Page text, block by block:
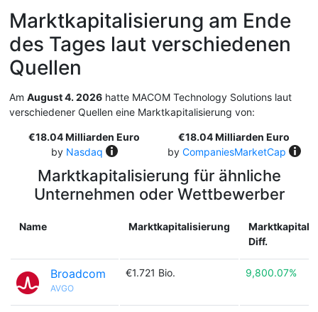
Marktkapitalisierung am Ende
des Tages laut verschiedenen
Quellen
Am August 4. 2026 hatte MACOM Technology Solutions laut
verschiedener Quellen eine Marktkapitalisierung von:
€18.04 Milliarden Euro
by Nasdaq
€18.04 Milliarden Euro
by CompaniesMarketCap
Marktkapitalisierung für ähnliche
Unternehmen oder Wettbewerber
Name Marktkapitalisierung
Diff.
Broadcom
AVGO
€1.721 Bio. 9,800.07%